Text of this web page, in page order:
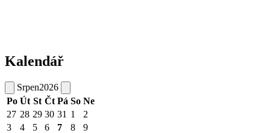
Kalendář
Srpen2026
Po Út St Čt Pá So Ne
27 28 29 30 31 1
2
3
4 5 6 7 8
9